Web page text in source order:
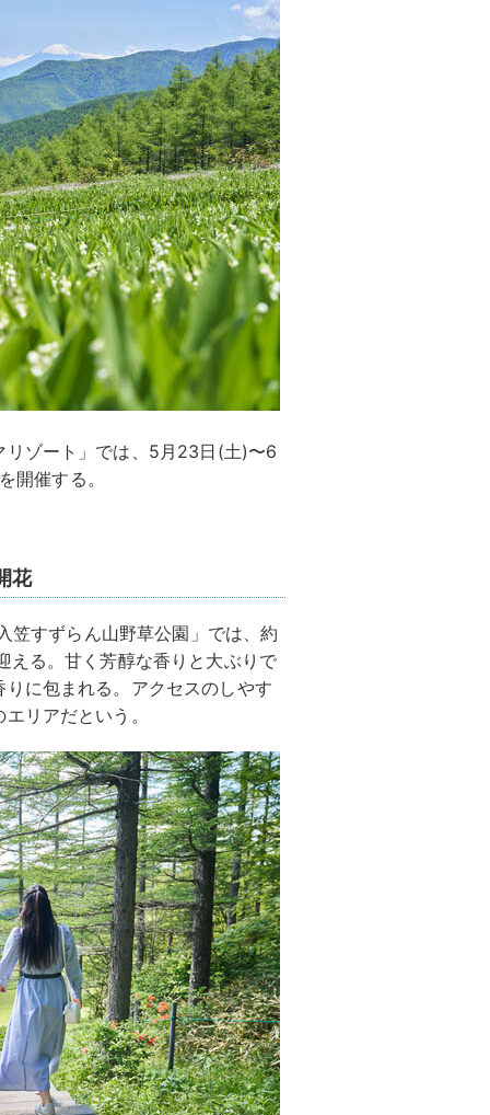
リゾート」では、5月23日(土)〜6
開催する。
花
笠すずらん山野草公園」では、約
える。甘く芳醇な香りと大ぶりで
に包まれる。アクセスのしやす
リアだという。